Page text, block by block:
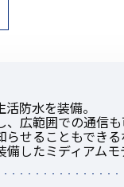
防水を装備。
広範囲での通信も
らせることもでき
したミディアムモ